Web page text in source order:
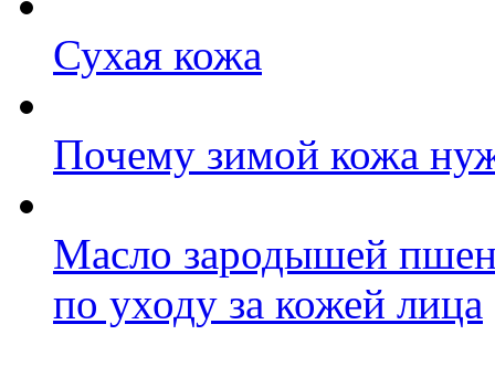
Сухая кожа
Почему зимой кожа
Масло зародышей
по уходу за кожей лица